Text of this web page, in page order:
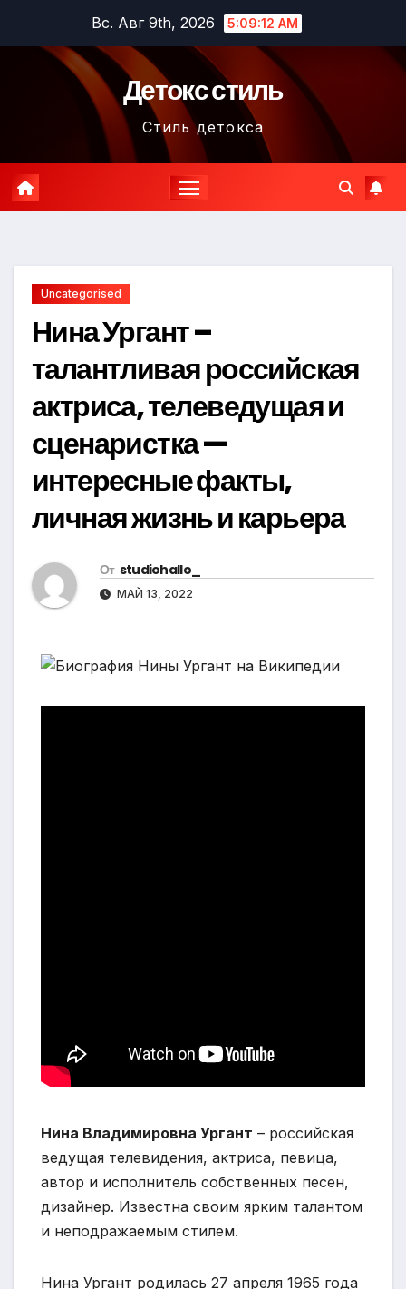
содержимому
Вс. Авг 9th, 2026 5:09:13 AM
Детокс стиль
Стиль детокса
Uncategorised
Нина Ургант –
талантливая российская
актриса, телеведущая и
сценаристка —
интересные факты,
личная жизнь и карьера
От studiohallo_
МАЙ 13, 2022
Нина Владимировна Ургант – российская
ведущая телевидения, актриса, певица,
автор и исполнитель собственных песен,
дизайнер. Известна своим ярким талантом
и неподражаемым стилем.
Нина Ургант родилась 27 апреля 1965 года